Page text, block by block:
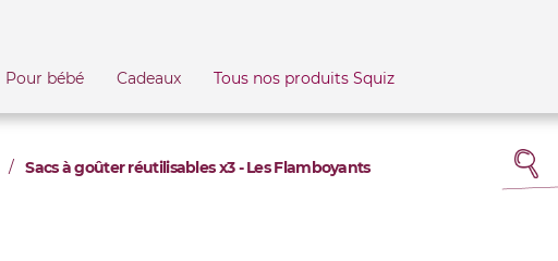
Pour bébé Cadeaux Tous nos produits Squiz
Sacs à goûter réutilisables x3 - Les Flamboyants